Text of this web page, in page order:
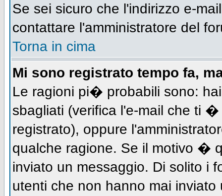
Se sei sicuro che l'indirizzo e-
contattare l'amministratore del
Torna in cima
Mi sono registrato tempo fa,
Le ragioni pi� probabili sono:
sbagliati (verifica l'e-mail che ti
registrato), oppure
qualche ragione. Se il motivo �
inviato un messaggio. Di solito i
utenti che non hanno mai